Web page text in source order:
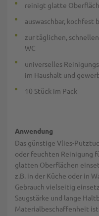
reinigt glatte
auswaschbar, kochfest
zur täglichen,
WC
universelles
im Haushalt und
10 Stück im Pack
Anwendung
Das günstige Vlies-
oder feuchten Reinigung
glatten Oberflächen
z.B. in der Küche oder in
Gebrauch vielseitig
Saugstärke und lange
Materialbeschaffenheit ist